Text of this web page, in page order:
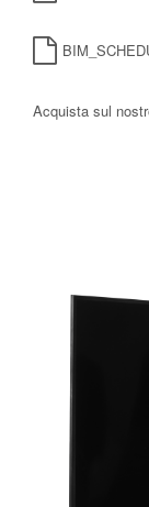
Acquista sul